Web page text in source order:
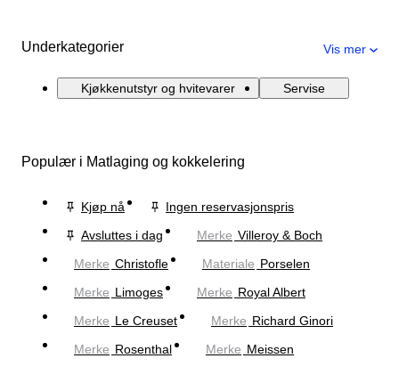
Underkategorier Vis mer
Kjøkkenutstyr og hvitevarer Servise
Populær i Matlaging og kokkelering
Kjøp nå
Ingen reservasjonspris
Avsluttes i dag
Merke Villeroy & Boch
Merke Christofle Materiale Porselen
Merke Limoges Merke Royal Albert
Merke Le Creuset Merke Richard Ginori
Merke Rosenthal Merke Meissen